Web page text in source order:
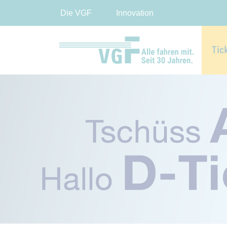
Die VGF
Innovation